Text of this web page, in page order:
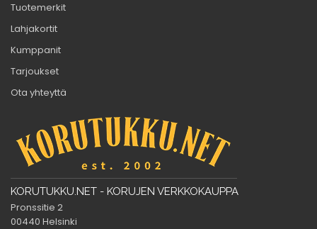
Tuotemerkit
Lahjakortit
Kumppanit
Tarjoukset
Ota yhteyttä
KORUTUKKU.NET - KORUJEN VERKKOKAUPPA
Pronssitie 2
00440 Helsinki